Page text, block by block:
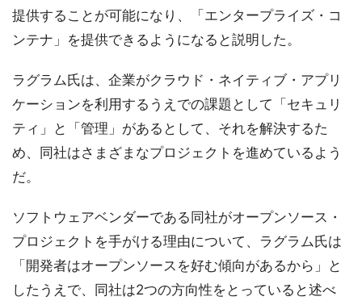
提供することが可能になり、「エンタープライズ・コ
ンテナ」を提供できるようになると説明した。
ラグラム氏は、企業がクラウド・ネイティブ・アプリ
ケーションを利用するうえでの課題として「セキュリ
ティ」と「管理」があるとして、それを解決するた
め、同社はさまざまなプロジェクトを進めているよう
だ。
ソフトウェアベンダーである同社がオープンソース・
プロジェクトを手がける理由について、ラグラム氏は
「開発者はオープンソースを好む傾向があるから」と
したうえで、同社は2つの方向性をとっていると述べ